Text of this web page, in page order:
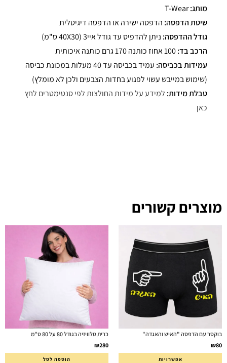
מותג:T-Wear
שיטת הדפסה: הדפסה ישירה או הדפסה דיגיטלית
גודל ההדפסה: ניתן להדפיס עד גודל איי3 (40X30 ס"מ)
הרכב בד:
עמידות בכביסה:
עמיד בכביסה עד 40 מעלות במכונת כביסה
(שימוש במייבש עשוי לפגוע בחדות הצבעים ולכן לא מומלץ)
טבלת מידות: למידע על מידות החולצות לפי סנטימטרים לחץ
כאן
מוצרים קשורים
בוקסר עם הדפסה "האיש והאגדה"
₪80
אפשרויות
כרית טלוויזיה בגודל 80 על 80 ס"מ
₪280
הוספה לסל